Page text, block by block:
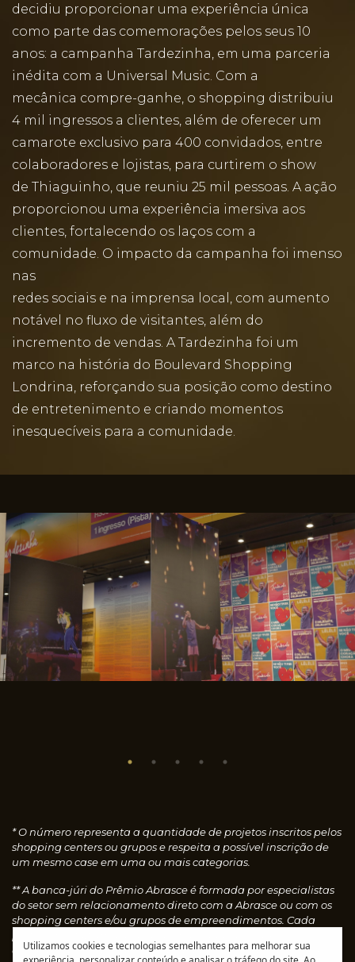
decidiu proporcionar uma experiência única
como parte das comemorações pelos seus 10
anos: a campanha Tardezinha, em uma parceria
inédita com a Universal Music. Com a
mecânica compre-ganhe, o shopping distribuiu
4 mil ingressos a clientes, além de oferecer um
camarote exclusivo para 400 convidados, entre
colaboradores e lojistas, para curtirem o show
de Thiaguinho, que reuniu 25 mil pessoas. A ação
proporcionou uma experiência imersiva aos
clientes, fortalecendo os laços com a
comunidade. O impacto da campanha foi imenso
nas
redes sociais e na imprensa local, com aumento
notável no fluxo de visitantes, além do
incremento de vendas. A Tardezinha foi um
marco na história do Boulevard Shopping
Londrina, reforçando sua posição como destino
de entretenimento e criando momentos
inesquecíveis para a comunidade.
* O número representa a quantidade de projetos inscritos pelos
shopping centers ou grupos e respeita a possível inscrição de
um mesmo case em uma ou mais categorias.
** A banca-júri do Prêmio Abrasce é formada por especialistas
do setor sem relacionamento direto com a Abrasce ou com os
shopping centers e/ou grupos de empreendimentos. Cada
concedendo notas, que são calculadas automaticamente e
Utilizamos cookies e tecnologias semelhantes para melhorar sua